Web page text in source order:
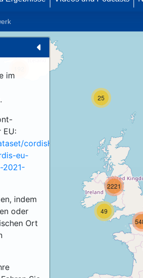
im
EU:
cordisH2020projects.
eu-
2021-
indem
oder
Ort
49
25
2221